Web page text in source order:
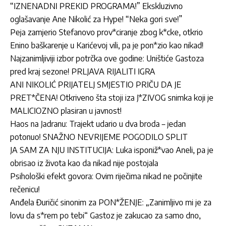
“IZNENADNI PREKID PROGRAMA!” Ekskluzivno
oglašavanje Ane Nikolić za Hype! “Neka gori sve!”
Peja zamjerio Stefanovo prov*ciranje zbog k*cke, otkrio
Enino baškarenje u Karićevoj vili, pa je pon*zio kao nikad!
Najzanimljiviji izbor potrčka ove godine: Uništiće Gastoza
pred kraj sezone! PRLJAVA RIJALITI IGRA
ANI NIKOLIĆ PRIJATELJ SMJESTIO PRIČU DA JE
PRET*ČENA! Otkriveno šta stoji iza J*ZIVOG snimka koji je
MALICIOZNO plasiran u javnost!
Haos na Jadranu: Trajekt udario u dva broda – jedan
potonuo! SNAŽNO NEVRIJEME POGODILO SPLIT
JA SAM ZA NJU INSTITUCIJA: Luka isponiž*vao Aneli, pa je
obrisao iz života kao da nikad nije postojala
Psihološki efekt govora: Ovim riječima nikad ne počinjite
rečenicu!
Anđela Đuričić sinonim za PON*ŽENJE: „Zanimljivo mi je za
lovu da s*rem po tebi“ Gastoz je zakucao za samo dno,